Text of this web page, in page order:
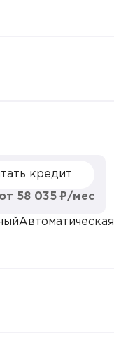
кредит
от 58 035 ₽/мес
Автоматическая